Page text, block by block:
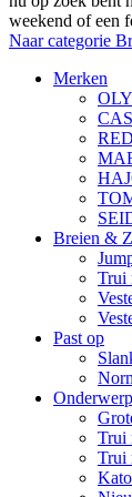
weekend of een
Naar categorie
Merken
Breien &
Trui
Past op
Trui
Trui